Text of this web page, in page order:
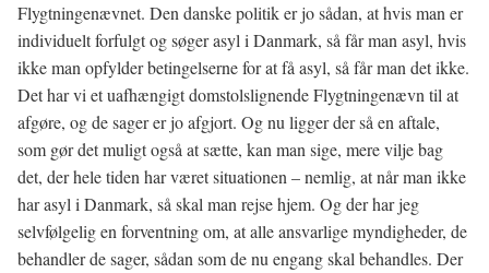
Flygtningenævnet. Den danske politik er jo sådan, at hvis man er
individuelt forfulgt og søger asyl i Danmark, så får man asyl, hvis
ikke man opfylder betingelserne for at få asyl, så får man det ikke.
Det har vi et uafhængigt domstolslignende Flygtningenævn til at
afgøre, og de sager er jo afgjort. Og nu ligger der så en aftale,
som gør det muligt også at sætte, kan man sige, mere vilje bag
det, der hele tiden har været situationen – nemlig, at når man ikke
har asyl i Danmark, så skal man rejse hjem. Og der har jeg
selvfølgelig en forventning om, at alle ansvarlige myndigheder, de
behandler de sager, sådan som de nu engang skal behandles. Der